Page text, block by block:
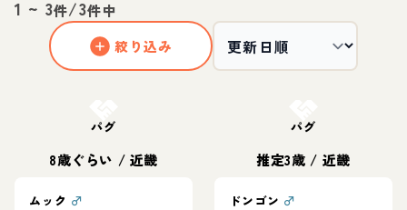
1 ~ 3件/3件中
絞り込み
パグ
8歳ぐらい / 近畿
ムック ♂
パグ
推定3歳 / 近畿
ドンゴン ♂